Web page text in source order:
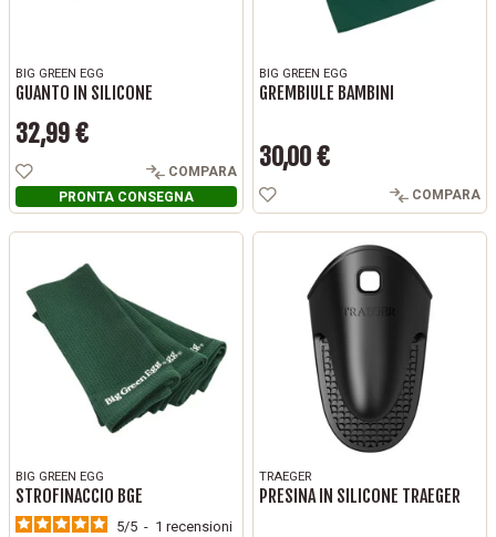
BIG GREEN EGG
GUANTO IN SILICONE
Prezzo
32,99 €
COMPARA
PRONTA CONSEGNA
BIG GREEN EGG
GREMBIULE BAMBINI
Prezzo
30,00 €
COMPARA
BIG GREEN EGG
STROFINACCIO BGE
5/5 - 1 recensioni
TRAEGER
PRESINA IN SILICONE TRAEGER